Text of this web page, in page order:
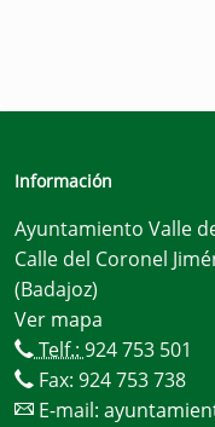
Información
Ayuntamiento Valle
Calle del Coronel
(Badajoz)
Ver mapa
Telf.: 924 753 501
Fax: 924 753 738
E-mail: